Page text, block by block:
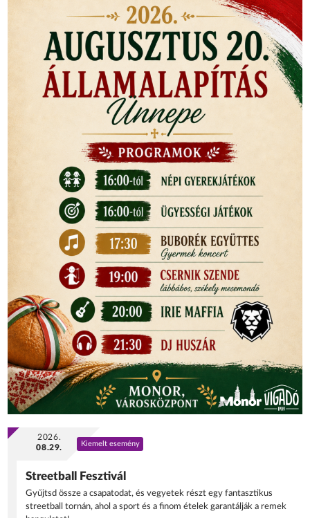
2026.
08.29.
Kiemelt esemény
Streetball Fesztivál
Gyűjtsd össze a csapatodat, és vegyetek részt egy fantasztikus
streetball tornán, ahol a sport és a finom ételek garantálják a remek